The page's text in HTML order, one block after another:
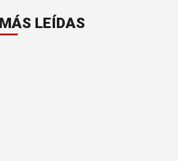
LEÍDAS